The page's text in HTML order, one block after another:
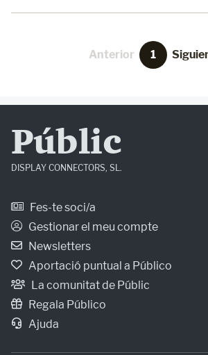
Anterior 1
Públic
DISPLAY CONNECTORS, SL.
Fes-te soci/a
Gestionar el meu compte
Newsletters
Aportació puntual a Público
La comunitat de Públic
Regala Público
Ajuda